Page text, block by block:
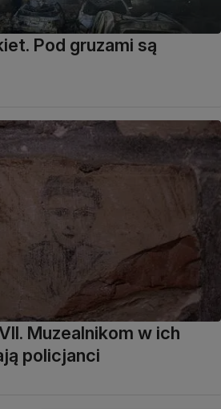
Pod gruzami są
Muzealnikom w ich
policjanci